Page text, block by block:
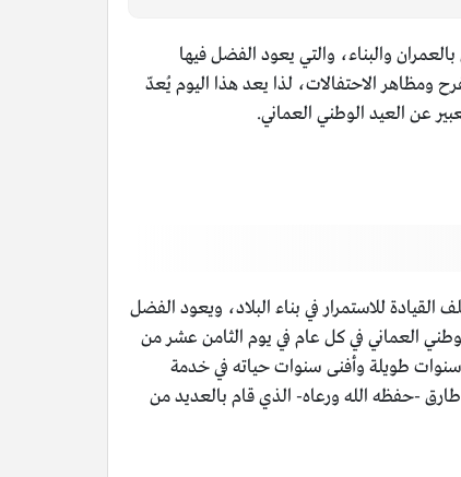
والبناء، والتي يعود الفضل فيها
ومظاهر الاحتفالات، لذا يعد هذا اليوم يُعدّ
عن العيد الوطني العماني.
للاستمرار في بناء البلاد، ويعود الفضل
العماني في كل عام في يوم الثامن عشر من
طويلة وأفنى سنوات حياته في خدمة
من بعده السلطان هيثم بن طارق -حفظه الله ورعاه- الذي قام بالعديد من